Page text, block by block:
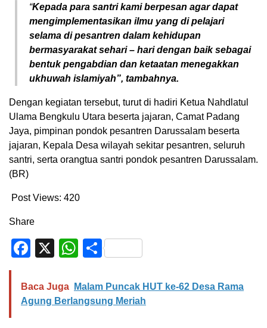
“Kepada para santri kami berpesan agar dapat
mengimplementasikan ilmu yang di pelajari
selama di pesantren dalam kehidupan
bermasyarakat sehari – hari dengan baik sebagai
bentuk pengabdian dan ketaatan menegakkan
ukhuwah islamiyah”, tambahnya.
Dengan kegiatan tersebut, turut di hadiri Ketua Nahdlatul
Ulama Bengkulu Utara beserta jajaran, Camat Padang
Jaya, pimpinan pondok pesantren Darussalam beserta
jajaran, Kepala Desa wilayah sekitar pesantren, seluruh
santri, serta orangtua santri pondok pesantren Darussalam.
(BR)
Post Views: 420
Share
Facebook
X WhatsApp
Share
Baca Juga
Malam Puncak HUT ke-62 Desa Rama
Agung Berlangsung Meriah